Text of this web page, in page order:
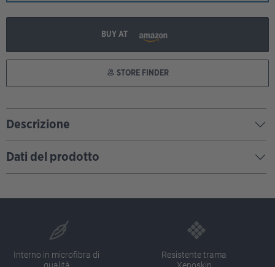
BUY AT
STORE FINDER
Descrizione
Dati del prodotto
Interno in microfibra di
Resistente trama